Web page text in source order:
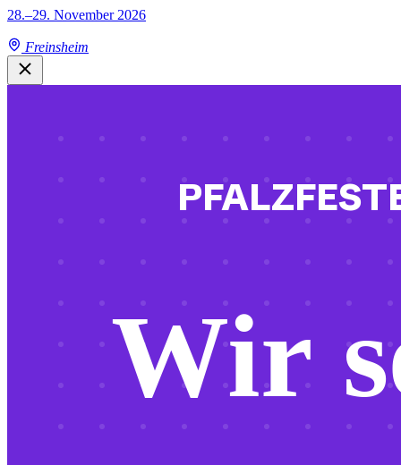
28.–29. November 2026
Freinsheim